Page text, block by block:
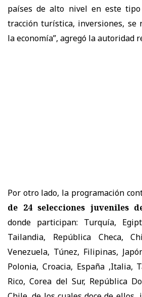
países de alto nivel en este
tracción turística, inversiones, se
la economía”, agregó la autoridad
Por otro lado, la programación
de 24 selecciones juveniles
donde participan: Turquía,
Tailandia, República Checa,
Venezuela, Túnez, Filipinas,
Polonia, Croacia, España ,Italia,
Rico, Corea del Sur, República